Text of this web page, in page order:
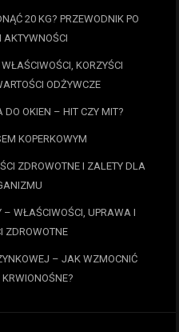
20 KG? PRZEWODNIK PO
AKTYWNOŚCI
KORZYŚCI
ODŻYWCZE
DO OKIEN – HIT CZY MIT?
KOPERKOWYM
ZDROWOTNE I ZALETY DLA
– WŁAŚCIWOŚCI, UPRAWA I
ZDROWOTNE
– JAK WZMOCNIĆ